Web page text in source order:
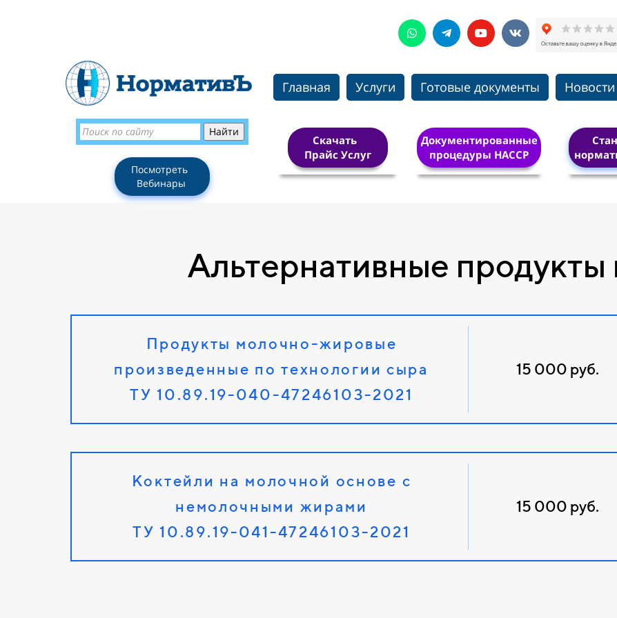
Главная Услуги Готовые документы Новости
Посмотреть
Вебинары
Скачать
Прайс Услуг
Документированные
процедуры HACCP
Альтернативные продукты
Продукты молочно-жировые
произведенные по технологии сыра
ТУ 10.89.19-040-47246103-2021
15 000 руб.
Коктейли на молочной основе с
немолочными жирами
ТУ 10.89.19-041-47246103-2021
15 000 руб.